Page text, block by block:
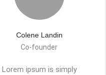
Colene Landin
Co-founder
Lorem ipsum is simply